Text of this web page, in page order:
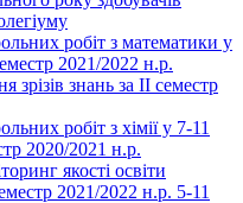
робіт з математики у
2021/2022 н.р.
зрізів знань за ІІ семестр
робіт з хімії у 7-11
2020/2021 н.р.
якості освіти
2021/2022 н.р. 5-11